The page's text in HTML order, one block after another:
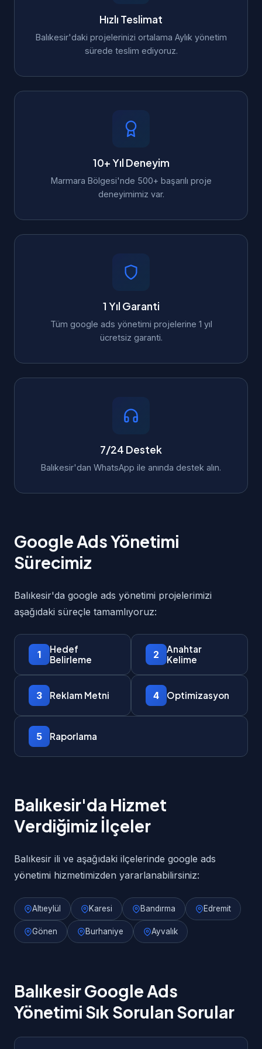
Hızlı Teslimat
Balıkesir'daki projelerinizi ortalama Aylık yönetim
sürede teslim ediyoruz.
10+ Yıl Deneyim
Marmara Bölgesi'nde 500+ başarılı proje
deneyimimiz var.
1 Yıl Garanti
Tüm google ads yönetimi projelerine 1 yıl
ücretsiz garanti.
7/24 Destek
Balıkesir'dan WhatsApp ile anında destek alın.
Google Ads Yönetimi
Sürecimiz
Balıkesir'da google ads yönetimi projelerimizi
aşağıdaki süreçle tamamlıyoruz:
1
Hedef
Belirleme
2
Anahtar
Kelime
3 Reklam Metni 4 Optimizasyon
5 Raporlama
Balıkesir'da Hizmet
Verdiğimiz İlçeler
Balıkesir ili ve aşağıdaki ilçelerinde google ads
yönetimi hizmetimizden yararlanabilirsiniz:
Altıeylül Karesi Bandırma Edremit
Gönen Burhaniye Ayvalık
Balıkesir Google Ads
Yönetimi Sık Sorulan Sorular